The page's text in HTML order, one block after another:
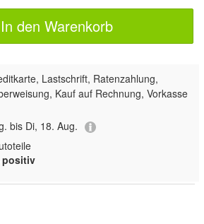
In den Warenkorb
Lastschrift, Ratenzahlung,
Kauf auf Rechnung, Vorkasse
bis Di, 18. Aug.
positiv